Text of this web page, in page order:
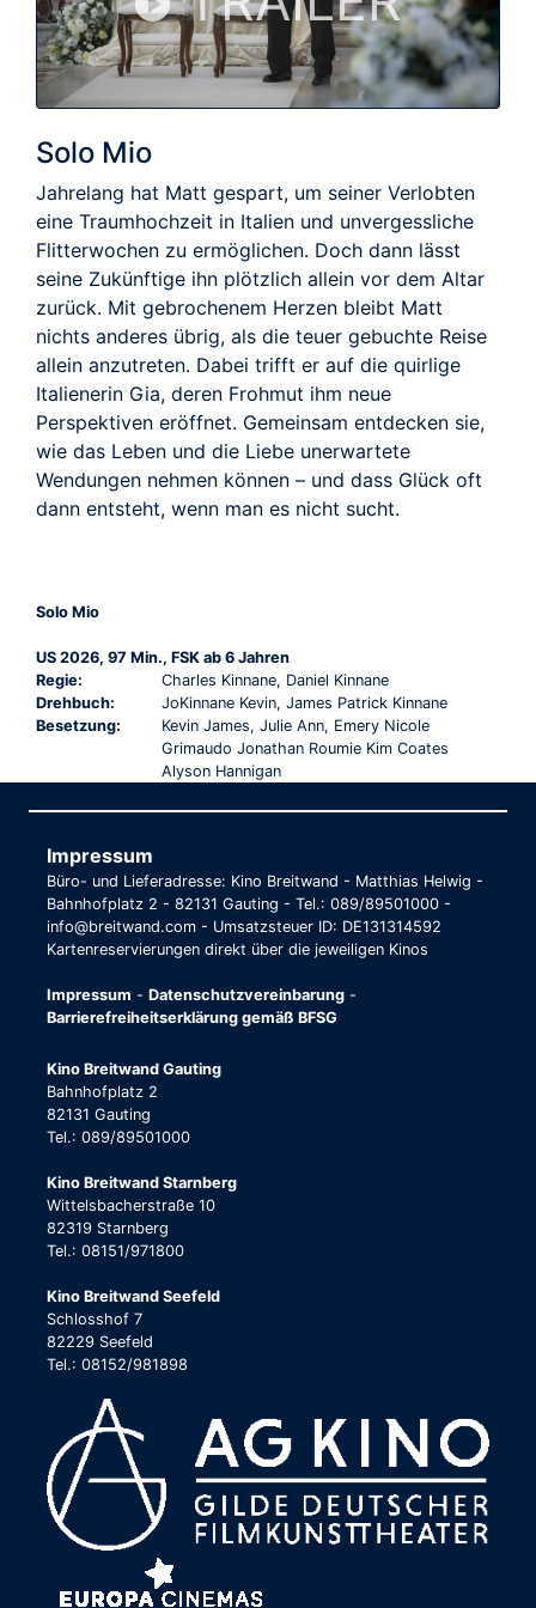
Solo Mio
Jahrelang hat Matt gespart, um seiner Verlobten
eine Traumhochzeit in Italien und unvergessliche
Flitterwochen zu ermöglichen. Doch dann lässt
seine Zukünftige ihn plötzlich allein vor dem Altar
zurück. Mit gebrochenem Herzen bleibt Matt
nichts anderes übrig, als die teuer gebuchte Reise
allein anzutreten. Dabei trifft er auf die quirlige
Italienerin Gia, deren Frohmut ihm neue
Perspektiven eröffnet. Gemeinsam entdecken sie,
wie das Leben und die Liebe unerwartete
Wendungen nehmen können – und dass Glück oft
dann entsteht, wenn man es nicht sucht.
Solo Mio
US 2026, 97 Min., FSK ab 6 Jahren
Regie:
Charles Kinnane, Daniel Kinnane
Drehbuch:
JoKinnane Kevin, James Patrick Kinnane
Besetzung:
Kevin James, Julie Ann, Emery Nicole
Grimaudo Jonathan Roumie Kim Coates
Alyson Hannigan
Impressum
Büro- und Lieferadresse: Kino Breitwand - Matthias Helwig -
Bahnhofplatz 2 - 82131 Gauting - Tel.: 089/89501000 -
info@breitwand.com - Umsatzsteuer ID: DE131314592
Kartenreservierungen direkt über die jeweiligen Kinos
Impressum - Datenschutzvereinbarung -
Barrierefreiheitserklärung gemäß BFSG
Kino Breitwand Gauting
Bahnhofplatz 2
82131 Gauting
Tel.: 089/89501000
Kino Breitwand Starnberg
Wittelsbacherstraße 10
82319 Starnberg
Tel.: 08151/971800
Kino Breitwand Seefeld
Schlosshof 7
82229 Seefeld
Tel.: 08152/981898